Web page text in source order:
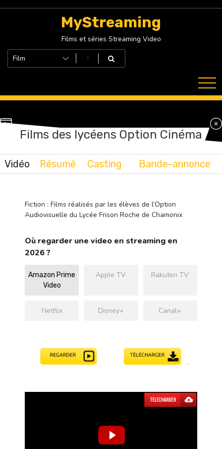
MyStreaming
Films et séries Streaming Video
Films des lycéens Option Cinéma
Vidéo Résumé Casting Bande-annonce
Fiction : Films réalisés par les élèves de l’Option
Audiovisuelle du Lycée Frison Roche de Chamonix
Où regarder une video en streaming en
2026 ?
Amazon Prime
Video
Apple TV Rakuten TV
Netflix Disney+ Canal+